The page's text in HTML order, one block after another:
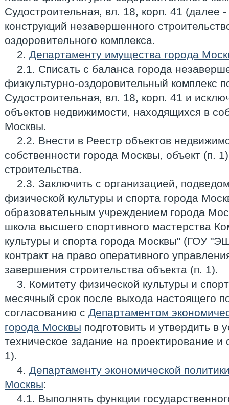
Судостроительная, вл. 18, корп. 41 (далее
конструкций незавершенного
оздоровительного комплекса.
2. Департаменту имущества города
2.1. Списать с баланса города
физкультурно-оздоровительный комплекс
Судостроительная, вл. 18, корп. 41 и
объектов недвижимости, находящихся в
Москвы.
2.2. Внести в Реестр объектов
собственности города Москвы, объект (п.
строительства.
2.3. Заключить с организацией,
физической культуры и спорта города
образовательным учреждением города
школа высшего спортивного мастерства
культуры и спорта города Москвы" (ГОУ
контракт на право оперативного
завершения строительства объекта (п. 1).
3. Комитету физической культуры и
месячный срок после выхода настоящего
согласованию с Департаментом
города Москвы подготовить и утвердить в
техническое задание на проектирование и
1).
4. Департаменту экономической
Москвы:
4.1. Выполнять функции